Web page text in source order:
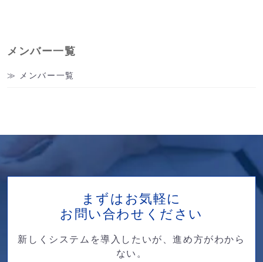
メンバー一覧
メンバー一覧
まずはお気軽に
お問い合わせください
新しくシステムを導入したいが、進め方がわから
ない。